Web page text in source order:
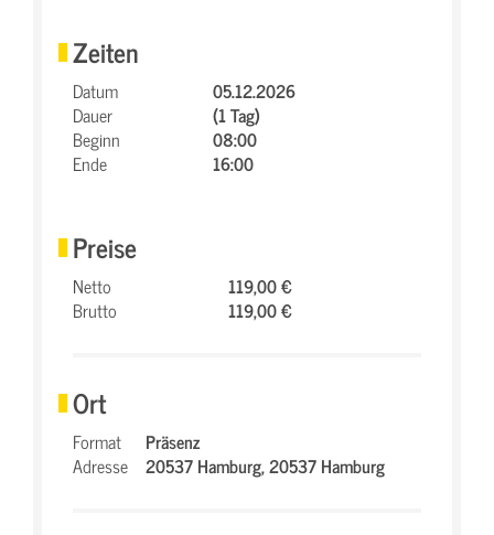
Zeiten
Datum
05.12.2026
Dauer
(1 Tag)
Beginn
08:00
Ende
16:00
Preise
Netto
119,00 €
Brutto
119,00 €
Ort
Format
Präsenz
Adresse
20537 Hamburg,20537 Hamburg